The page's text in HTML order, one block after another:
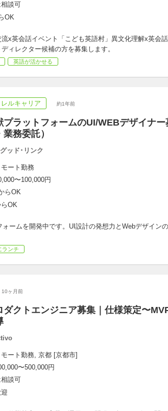
, サポートディレクター/イベント一回あたり：日給
スエンジェルクラスマネージャー：日給7,000円
談可
OK
x英会話イベント「こども英語村」異文化理解x英会
ィレクター候補の方を募集します。
英語が活かせる
ルキャリア 約1年前
プラットフォームのUI/WEBデザイナー
業務委託）
ッド･リンク
ート勤務
〜100,000円
らOK
OK
ームを開発中です。UI設計の発想力とWebデザイン
ランチ
10ヶ月前
ダクトエンジニア募集｜仕様策定〜
ート勤務, 京都 [京都市]
〜500,000円
談可